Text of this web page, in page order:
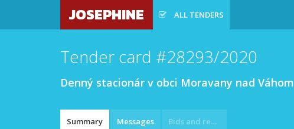
JOSEPHINE ALL TENDERS
Tender card #28293/2020
Denný stacionár v obci Moravany nad Váhom
Summary Messages Bids and requests